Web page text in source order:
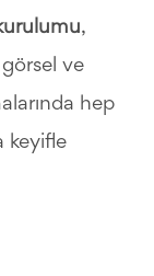
,
görsel ve
hep
keyifle